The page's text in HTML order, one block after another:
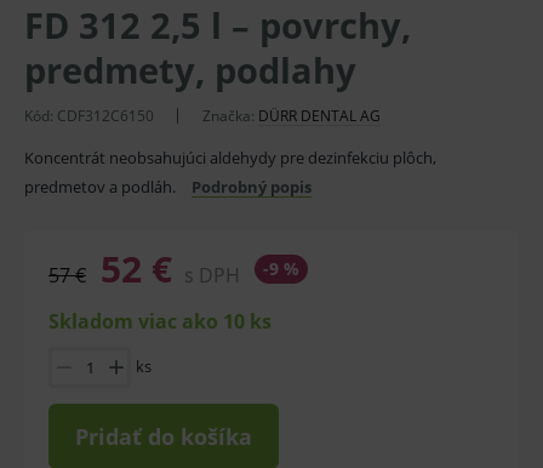
FD 312 2,5 l – povrchy,
predmety, podlahy
Kód: CDF312C6150 Značka: DÜRR DENTAL AG
Koncentrát neobsahujúci aldehydy pre dezinfekciu plôch,
predmetov a podláh.
Podrobný popis
57 € 52 € s DPH -9 %
Skladom viac ako 10 ks
ks
Pridať do košíka